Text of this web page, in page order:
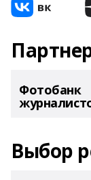
Фотобанк
Выбор